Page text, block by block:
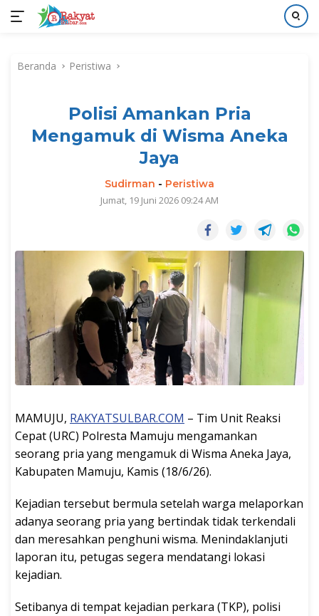
kontenBeranda Peristiwa
Polisi Amankan Pria
Mengamuk di Wisma Aneka
Jaya
Sudirman - Peristiwa
Jumat, 19 Juni 2026 09:24 AM
MAMUJU, RAKYATSULBAR.COM – Tim Unit Reaksi
Cepat (URC) Polresta Mamuju mengamankan
seorang pria yang mengamuk di Wisma Aneka Jaya,
Kabupaten Mamuju, Kamis (18/6/26).
Kejadian tersebut bermula setelah warga melaporkan
adanya seorang pria yang bertindak tidak terkendali
dan meresahkan penghuni wisma. Menindaklanjuti
laporan itu, petugas segera mendatangi lokasi
kejadian.
Setibanya di tempat kejadian perkara (TKP), polisi